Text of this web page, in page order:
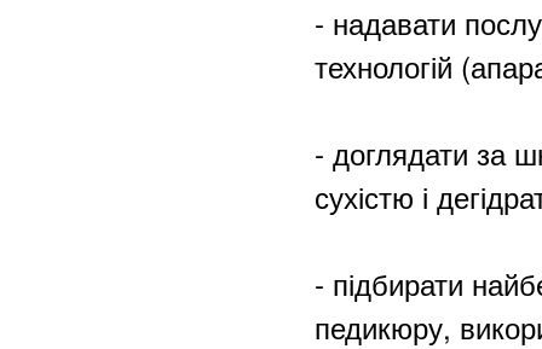
- надавати
технологій
- доглядати за
сухістю і
- підбирати
педикюру,